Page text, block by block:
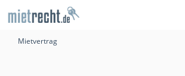
Mietvertrag